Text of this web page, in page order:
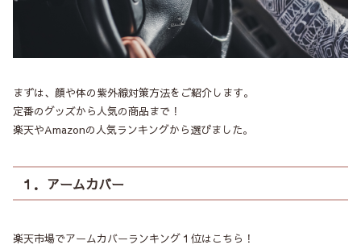
まずは、顔や体の紫外線対策方法をご紹介します。
定番のグッズから人気の商品まで！
楽天やAmazonの人気ランキングから選びました。
１．アームカバー
楽天市場でアームカバーランキング１位はこちら！